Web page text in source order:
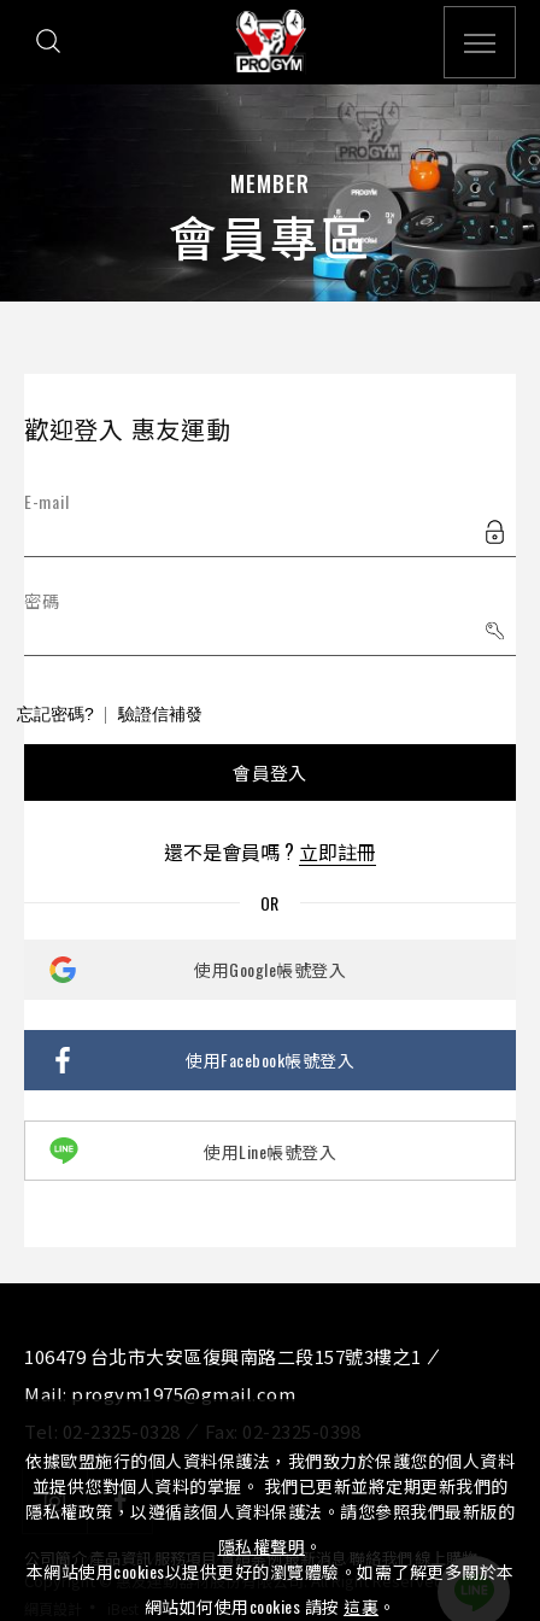
MEMBER
會員專區
歡迎登入 惠友運動
E-mail
密碼
忘記密碼? 驗證信補發
會員登入
還不是會員嗎 ? 立即註冊
使用Google帳號登入
使用Facebook帳號登入
使用Line帳號登入
106479 台北市大安區復興南路二段157號3樓之1
Mail: progym1975@gmail.com
Tel: 02-2325-0328 Fax: 02-2325-0398
公司簡介產品資訊 服務項目⁄實績案例⁄最新消息 聯絡我們 線上購物
Copyright © 惠友運動器材股份有限公司. All Right Reserved.
依據歐盟施行的個人資料保護法，我們致力於保護您的個人資料
並提供您對個人資料的掌握。 我們已更新並將定期更新我們的
隱私權政策，以遵循該個人資料保護法。請您參照我們最新版的
隱私權聲明 。
本網站使用cookies以提供更好的瀏覽體驗。如需了解更多關於本
網站如何使用cookies 請按 這裏 。